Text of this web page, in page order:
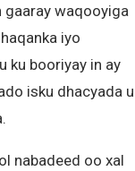
gaaray waqooyiga
iyo
ku booriyay in ay
isku dhacyada u
nabadeed oo xal